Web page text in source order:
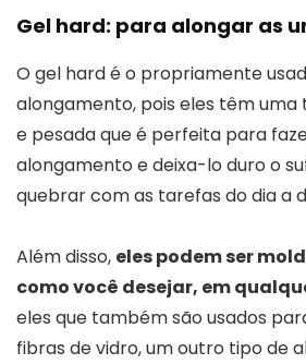
Gel hard: para alongar as
O gel hard é o propriamente
alongamento, pois eles têm uma
e pesada que é perfeita para
alongamento e deixa-lo duro o
quebrar com as tarefas do dia a
Além disso, eles podem ser
como você desejar, em
eles que também são usados
fibras de vidro, um outro tipo de